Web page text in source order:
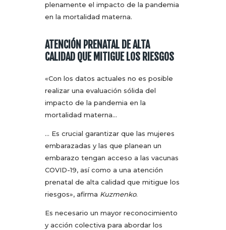
plenamente el impacto de la pandemia
en la mortalidad materna.
ATENCIÓN PRENATAL DE ALTA
CALIDAD QUE MITIGUE LOS RIESGOS
«Con los datos actuales no es posible
realizar una evaluación sólida del
impacto de la pandemia en la
mortalidad materna…
… Es crucial garantizar que las mujeres
embarazadas y las que planean un
embarazo tengan acceso a las vacunas
COVID-19, así como a una atención
prenatal de alta calidad que mitigue los
riesgos», afirma Kuzmenko.
Es necesario un mayor reconocimiento
y acción colectiva para abordar los